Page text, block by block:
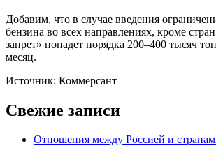
Добавим, что в случае введения
бензина во всех направлениях, кроме
запрет» попадет порядка 200–400 тысяч
месяц.
Источник: Коммерсант
Свежие записи
Отношения между Россией и